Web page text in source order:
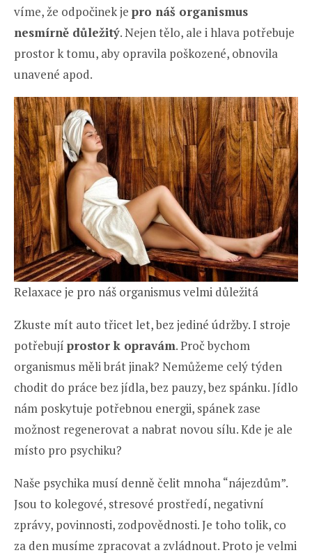
víme, že odpočinek je pro náš organismus
nesmírně důležitý. Nejen tělo, ale i hlava potřebuje
prostor k tomu, aby opravila poškozené, obnovila
unavené apod.
Relaxace je pro náš organismus velmi důležitá
Zkuste mít auto třicet let, bez jediné údržby. I stroje
potřebují prostor k opravám. Proč bychom
organismus měli brát jinak? Nemůžeme celý týden
chodit do práce bez jídla, bez pauzy, bez spánku. Jídlo
nám poskytuje potřebnou energii, spánek zase
možnost regenerovat a nabrat novou sílu. Kde je ale
místo pro psychiku?
Naše psychika musí denně čelit mnoha “nájezdům”.
Jsou to kolegové, stresové prostředí, negativní
zprávy, povinnosti, zodpovědnosti. Je toho tolik, co
za den musíme zpracovat a zvládnout. Proto je velmi